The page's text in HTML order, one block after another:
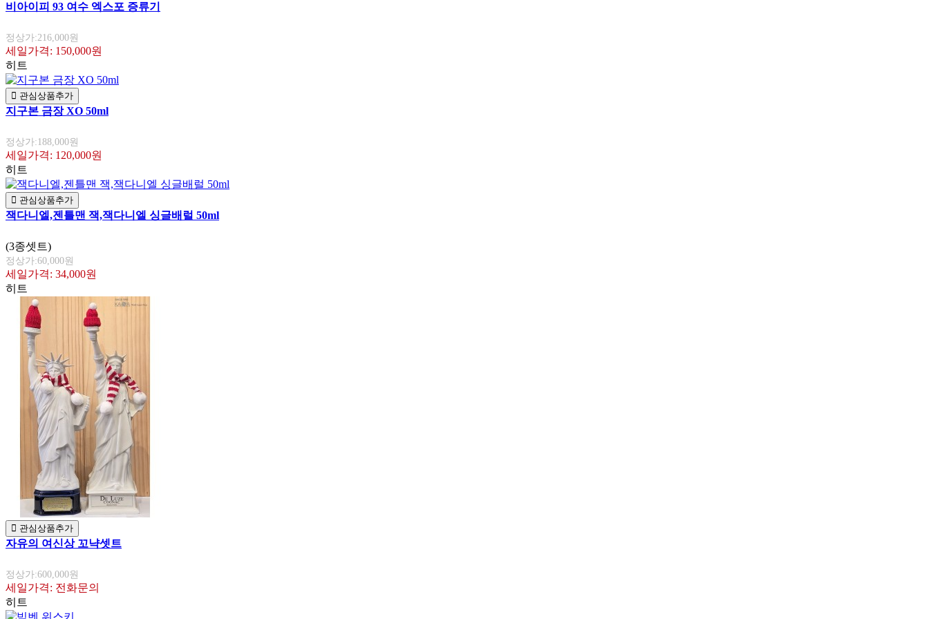
비아이피 93 여수 엑스포 증류기
정상가:216,000원
세일가격: 150,000원
히트
관심상품추가
지구본 금장 XO 50ml
정상가:188,000원
세일가격: 120,000원
히트
관심상품추가
잭다니엘,젠틀맨 잭,잭다니엘 싱글배럴 50ml
(3종셋트)
정상가:60,000원
세일가격: 34,000원
히트
관심상품추가
자유의 여신상 꼬냑셋트
정상가:600,000원
세일가격: 전화문의
히트